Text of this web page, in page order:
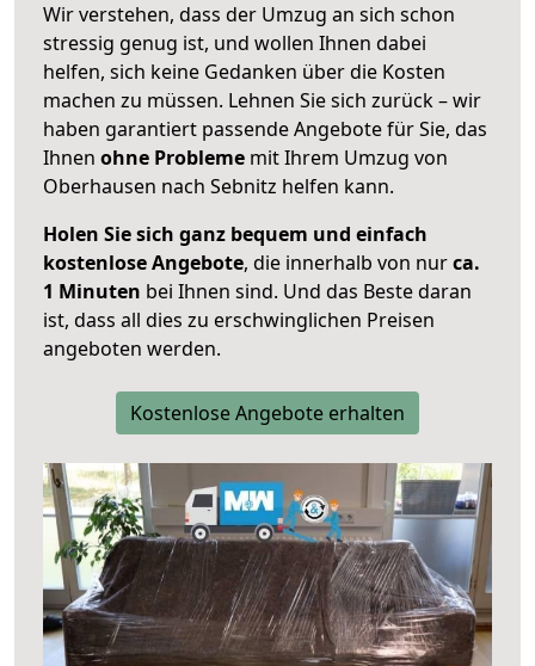
Wir verstehen, dass der Umzug an sich schon
stressig genug ist, und wollen Ihnen dabei
helfen, sich keine Gedanken über die Kosten
machen zu müssen. Lehnen Sie sich zurück – wir
haben garantiert passende Angebote für Sie, das
Ihnen ohne Probleme mit Ihrem Umzug von
Oberhausen nach Sebnitz helfen kann.
Holen Sie sich ganz bequem und einfach
kostenlose Angebote, die innerhalb von nurca.
1 Minuten bei Ihnen sind. Und das Beste daran
ist, dass all dies zu erschwinglichen Preisen
angeboten werden.
Kostenlose Angebote erhalten